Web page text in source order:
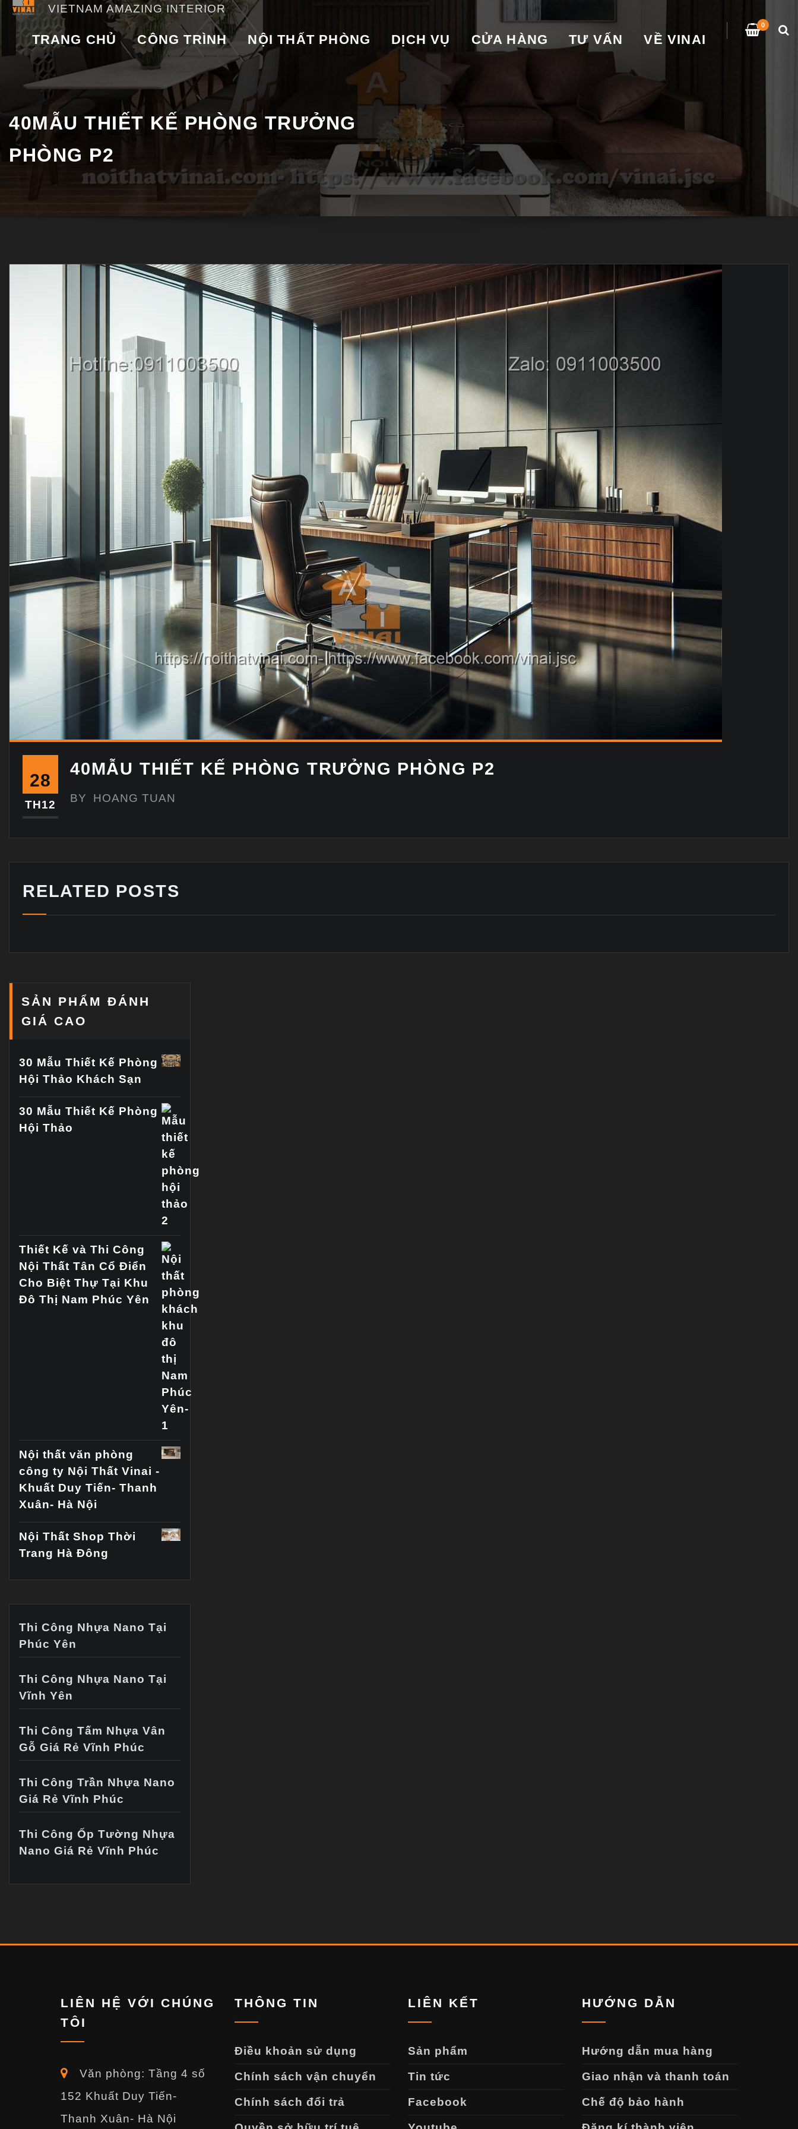
VIETNAM AMAZING INTERIOR
TRANG CHỦ CÔNG TRÌNH NỘI THẤT PHÒNG DỊCH VỤ CỬA HÀNG TƯ VẤN VỀ VINAI
0
40MẪU THIẾT KẾ PHÒNG TRƯỞNG
PHÒNG P2
28
TH12
40MẪU THIẾT KẾ PHÒNG TRƯỞNG PHÒNG P2
BY HOANG TUAN
RELATED POSTS
SẢN PHẨM ĐÁNH
GIÁ CAO
30 Mẫu Thiết Kế Phòng
Hội Thảo Khách Sạn
30 Mẫu Thiết Kế Phòng
Hội Thảo
Thiết Kế và Thi Công
Nội Thất Tân Cổ Điển
Cho Biệt Thự Tại Khu
Đô Thị Nam Phúc Yên
Nội thất văn phòng
công ty Nội Thất Vinai -
Khuất Duy Tiến- Thanh
Xuân- Hà Nội
Nội Thất Shop Thời
Trang Hà Đông
Thi Công Nhựa Nano Tại
Phúc Yên
Thi Công Nhựa Nano Tại
Vĩnh Yên
Thi Công Tấm Nhựa Vân
Gỗ Giá Rẻ Vĩnh Phúc
Thi Công Trần Nhựa Nano
Giá Rẻ Vĩnh Phúc
Thi Công Ốp Tường Nhựa
Nano Giá Rẻ Vĩnh Phúc
LIÊN HỆ VỚI CHÚNG
TÔI
Văn phòng: Tầng 4 số
152 Khuất Duy Tiến-
Thanh Xuân- Hà Nội
THÔNG TIN
Điều khoản sử dụng
Chính sách vận chuyển
Chính sách đổi trả
LIÊN KẾT
Sản phẩm
Tin tức
Facebook
HƯỚNG DẪN
Hướng dẫn mua hàng
Giao nhận và thanh toán
Chế độ bảo hành